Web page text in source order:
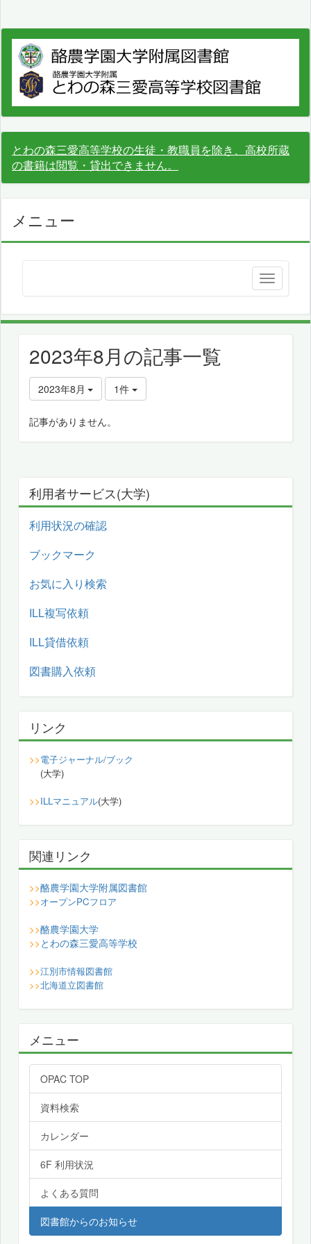
とわの森三愛高等学校の生徒・教職員を除き、高校所蔵
の書籍は閲覧・貸出できません。
メニュー
2023年8月の記事一覧
2023年8月 1件
記事がありません。
利用者サービス(大学)
利用状況の確認
ブックマーク
お気に入り検索
ILL複写依頼
ILL貸借依頼
図書購入依頼
リンク
>>電子ジャーナル/ブック
(大学)
>>ILLマニュアル(大学)
関連リンク
>>酪農学園大学附属図書館
>>オープンPCフロア
>>酪農学園大学
>> とわの森三愛高等学校
>>江別市情報図書館
>>北海道立図書館
メニュー
OPAC TOP
資料検索
カレンダー
6F 利用状況
よくある質問
図書館からのお知らせ